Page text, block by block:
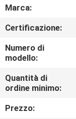
GIRO
DELLA
FABBRICA
DI
QUALITÀ
Marca:
Certificazione:
Numero di
modello:
Quantità di
ordine minimo:
Prezzo: